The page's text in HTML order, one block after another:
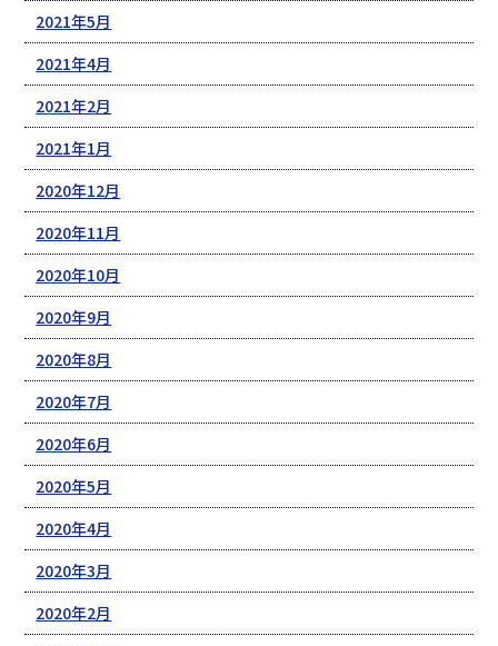
2021年5月
2021年4月
2021年2月
2021年1月
2020年12月
2020年11月
2020年10月
2020年9月
2020年8月
2020年7月
2020年6月
2020年5月
2020年4月
2020年3月
2020年2月